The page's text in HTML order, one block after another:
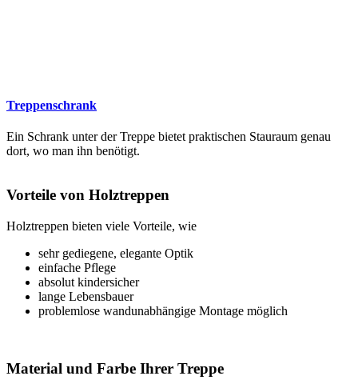
Treppenschrank
Ein Schrank unter der Treppe bietet praktischen Stauraum genau
dort, wo man ihn benötigt.
Vorteile von Holztreppen
Holztreppen bieten viele Vorteile, wie
sehr gediegene, elegante Optik
einfache Pflege
absolut kindersicher
lange Lebensbauer
problemlose wandunabhängige Montage möglich
Material und Farbe Ihrer Treppe